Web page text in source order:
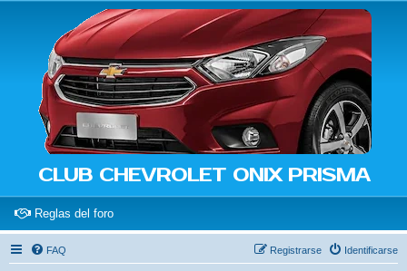
CLUB CHEVROLET ONIX PRISMA
Reglas del foro(Opens a new tab)
FAQ Identificarse
Registrarse